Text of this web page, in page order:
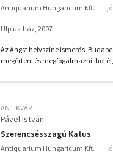
Antiquarium Hungaricum Kft.
Ulpius-ház, 2007
Az Angst helyszíne ismerős:
megérteni és megfogalmazni, hol
ANTIKVÁR
Pável István
Szerencsésszagú Katus
Antiquarium Hungaricum Kft.